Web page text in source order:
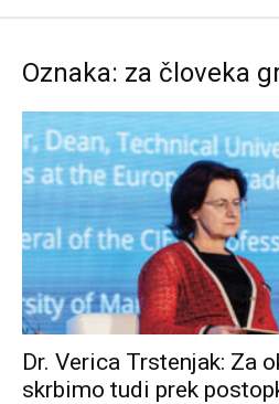
Oznaka: za človeka
Dr. Verica Trstenjak: Za
skrbimo tudi prek